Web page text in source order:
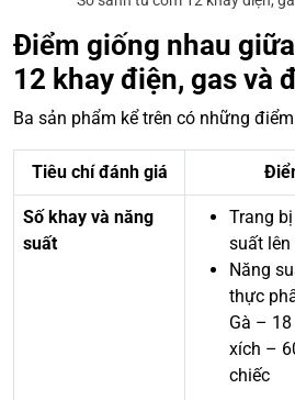
Điểm giống nhau
12 khay điện, gas và
Ba sản phẩm kể trên có những
Tiêu chí đánh giá
Số khay và năng
suất
Trang
suất
Năng
thực
Gà –
xích –
chiếc